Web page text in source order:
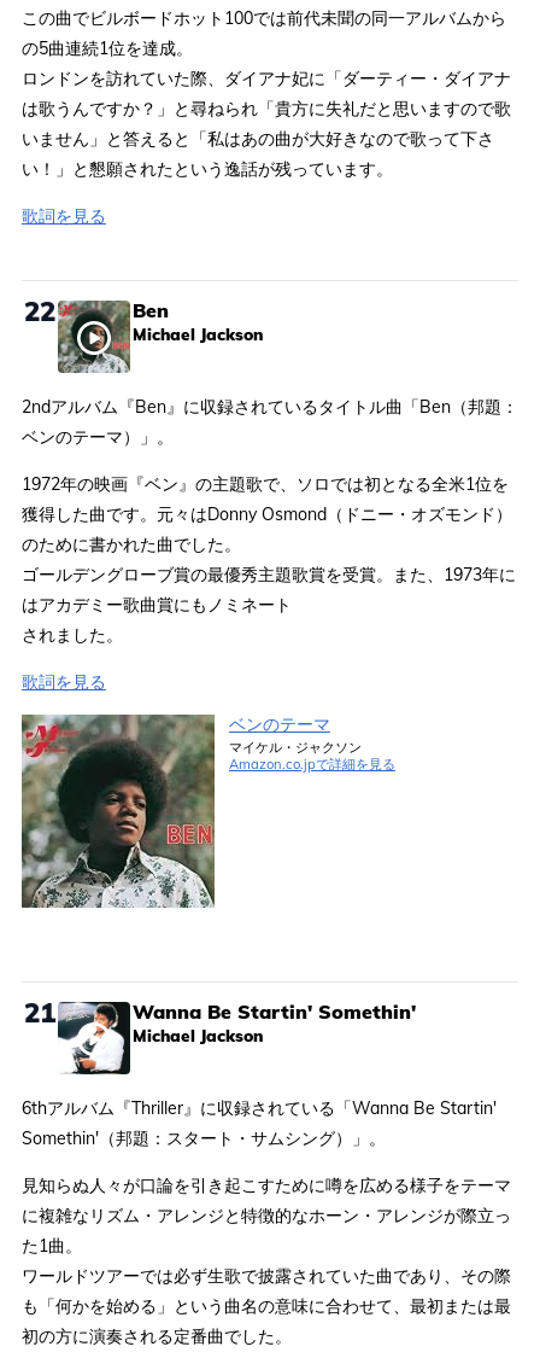
この曲でビルボードホット100では前代未聞の同一アルバムから
の5曲連続1位を達成。
ロンドンを訪れていた際、ダイアナ妃に「ダーティー・ダイアナ
は歌うんですか？」と尋ねられ「貴方に失礼だと思いますので歌
いません」と答えると「私はあの曲が大好きなので歌って下さ
い！」と懇願されたという逸話が残っています。
歌詞を見る
22 Ben
Michael Jackson
2ndアルバム『Ben』に収録されているタイトル曲「Ben（邦題：
ベンのテーマ）」。
1972年の映画『ベン』の主題歌で、ソロでは初となる全米1位を
獲得した曲です。元々はDonny Osmond（ドニー・オズモンド）
のために書かれた曲でした。
ゴールデングローブ賞の最優秀主題歌賞を受賞。また、1973年に
はアカデミー歌曲賞にもノミネート
されました。
歌詞を見る
ベンのテーマ
マイケル・ジャクソン
Amazon.co.jpで詳細を見る
21 Wanna Be Startin' Somethin'
Michael Jackson
6thアルバム『Thriller』に収録されている「Wanna Be Startin'
Somethin'（邦題：スタート・サムシング）」。
見知らぬ人々が口論を引き起こすために噂を広める様子をテーマ
に複雑なリズム・アレンジと特徴的なホーン・アレンジが際立っ
た1曲。
ワールドツアーでは必ず生歌で披露されていた曲であり、その際
も「何かを始める」という曲名の意味に合わせて、最初または最
初の方に演奏される定番曲でした。